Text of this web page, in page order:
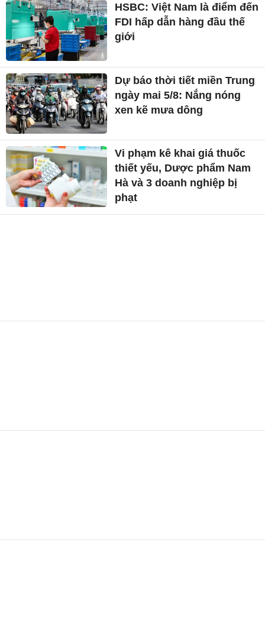
HSBC: Việt Nam là điểm đến
FDI hấp dẫn hàng đầu thế
giới
Dự báo thời tiết miền Trung
ngày mai 5/8: Nắng nóng
xen kẽ mưa dông
Vi phạm kê khai giá thuốc
thiết yếu, Dược phẩm Nam
Hà và 3 doanh nghiệp bị
phạt